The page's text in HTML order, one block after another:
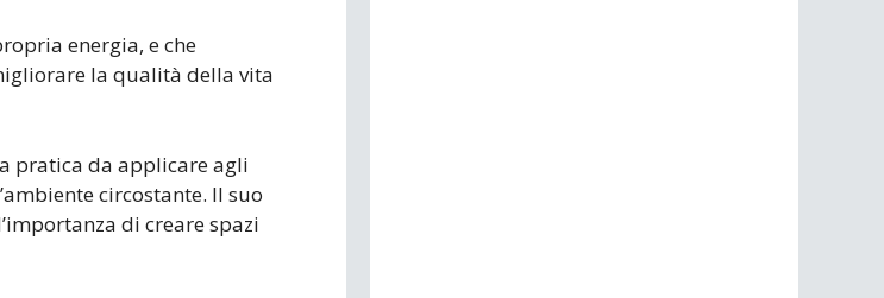
energia, e che
la qualità della vita
pratica da applicare agli
circostante. Il suo
di creare spazi